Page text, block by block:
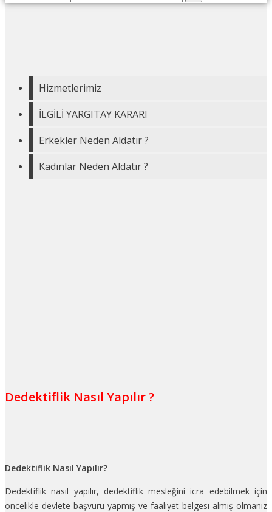
Hizmetlerimiz
İLGİLİ YARGITAY KARARI
Erkekler Neden Aldatır ?
Kadınlar Neden Aldatır ?
Dedektiflik Nasıl Yapılır ?
Dedektiflik Nasıl Yapılır?
Dedektiflik nasıl yapılır, dedektiflik mesleğini icra edebilmek için
öncelikle devlete başvuru yapmış ve faaliyet belgesi almış olmanız